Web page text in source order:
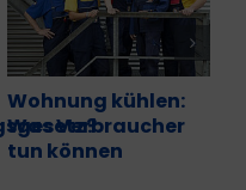
Wohnung kühlen:
Was Verbraucher
tun können